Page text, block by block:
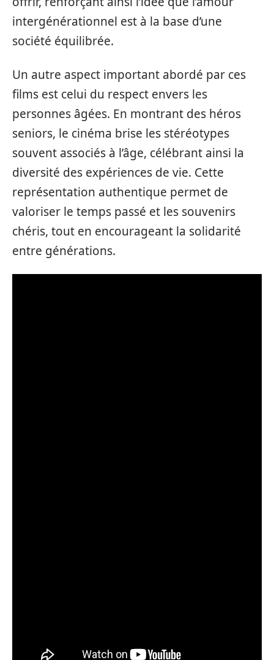
intergénérationnel est à la base d’une
société équilibrée.
Un autre aspect important abordé par ces
films est celui du respect envers les
personnes âgées. En montrant des héros
seniors, le cinéma brise les stéréotypes
souvent associés à l’âge, célébrant ainsi la
diversité des expériences de vie. Cette
représentation authentique permet de
valoriser le temps passé et les souvenirs
chéris, tout en encourageant la solidarité
entre générations.